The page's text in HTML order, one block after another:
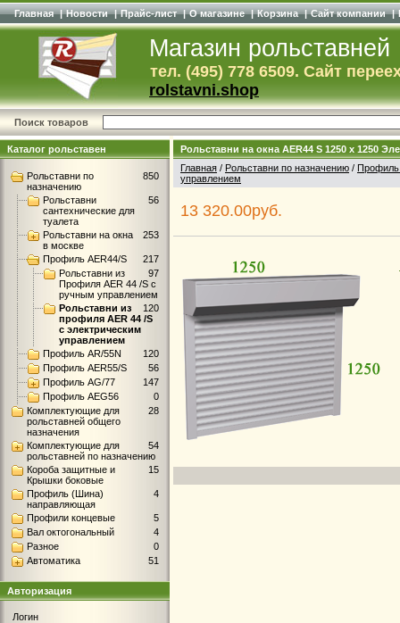
Главная | Новости | Прайс-лист | О магазине | Корзина | Сайт компании |
Магазин рольставней
тел. (495) 778 6509. Сайт
rolstavni.shop
Поиск товаров
Каталог рольставен
850
Рольставни по
назначению
56
Рольставни
сантехнические для
туалета
253
Рольставни на окна
в москве
217
Профиль AER44/S
97
Рольставни из
Профиля AER 44 /S с
ручным управлением
120
Рольставни из
профиля AER 44 /S
с электрическим
управлением
120
Профиль AR/55N
56
Профиль AER55/S
147
Профиль AG/77
0
Профиль AEG56
28
Комплектующие для
рольставней общего
назначения
54
Комплектующие для
рольставней по назначению
15
Короба защитные и
Крышки боковые
4
Профиль (Шина)
направляющая
5
Профили концевые
4
Вал октогональный
0
Разное
51
Автоматика
Авторизация
Логин
Рольставни на окна AER44 S 1250 x 1250
Главная / Рольставни по назначению / Профиль
управлением
13 320.00руб.